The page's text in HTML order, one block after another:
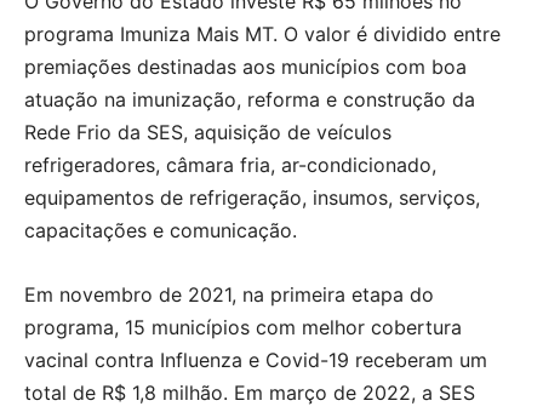
programa Imuniza Mais MT. O valor é dividido entre
premiações destinadas aos municípios com boa
atuação na imunização, reforma e construção da
Rede Frio da SES, aquisição de veículos
refrigeradores, câmara fria, ar-condicionado,
equipamentos de refrigeração, insumos, serviços,
capacitações e comunicação.
Em novembro de 2021, na primeira etapa do
programa, 15 municípios com melhor cobertura
vacinal contra Influenza e Covid-19 receberam um
total de R$ 1,8 milhão. Em março de 2022, a SES